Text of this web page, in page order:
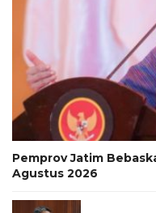
Pemprov Jatim
Agustus 2026